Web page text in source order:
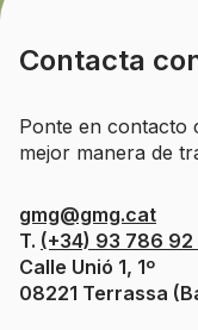
Contacta
Ponte en contacto
mejor manera de
gmg@gmg.cat
T. (+34) 93 786 92
Calle Unió 1, 1º
08221 Terrassa